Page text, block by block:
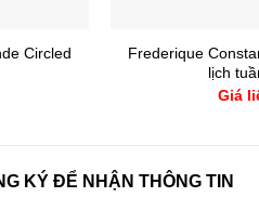
Circled
Frederique
lịch
Giá
KÝ ĐỂ NHẬN THÔNG TIN